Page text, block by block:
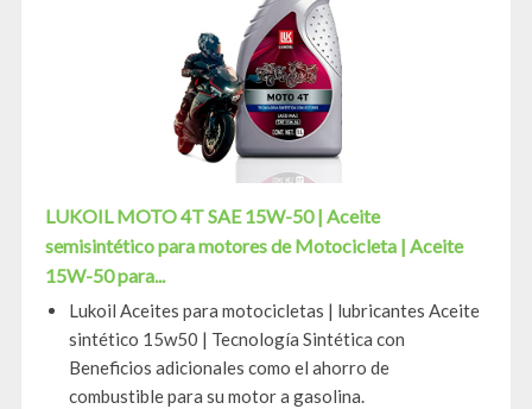
LUKOIL MOTO 4T SAE 15W-50 | Aceite
semisintético para motores de Motocicleta | Aceite
15W-50 para...
Lukoil Aceites para motocicletas | lubricantes Aceite
sintético 15w50 | Tecnología Sintética con
Beneficios adicionales como el ahorro de
combustible para su motor a gasolina.